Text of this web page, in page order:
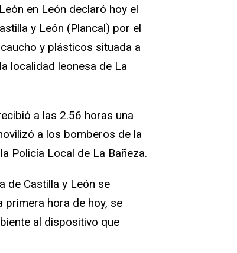
en León declaró hoy el
y León (Plancal) por el
y plásticos situada a
localidad leonesa de La
a las 2.56 horas una
a los bomberos de la
Policía Local de La Bañeza.
de Castilla y León se
primera hora de hoy, se
al dispositivo que